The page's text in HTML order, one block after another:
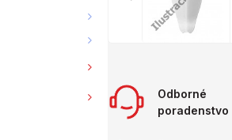
Odborné
poradenstvo